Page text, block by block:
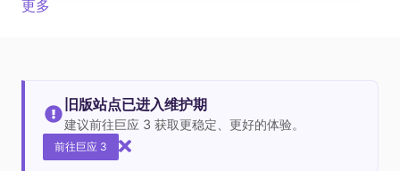
更多
旧版站点已进入维护期
建议前往巨应 3 获取更稳定、更好的体验。
前往巨应 3